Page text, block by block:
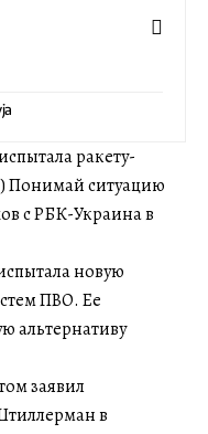
ракету-
Понимай ситуацию
с РБК-Украина в
новую
ПВО. Ее
альтернативу
заявил
в